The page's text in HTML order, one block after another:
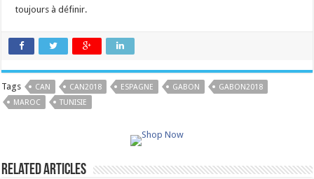
toujours à définir.
Tags CAN CAN2018 ESPAGNE GABON
GABON2018
MAROC
TUNISIE
Related Articles